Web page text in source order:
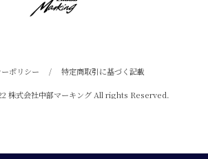
ポリシー / 特定商取引に基づく記載
株式会社中部マーキング All rights Reserved.